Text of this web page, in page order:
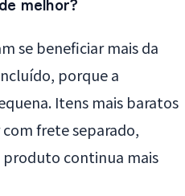
se beneficiar mais da
porque a
Itens mais baratos
frete separado,
produto continua mais